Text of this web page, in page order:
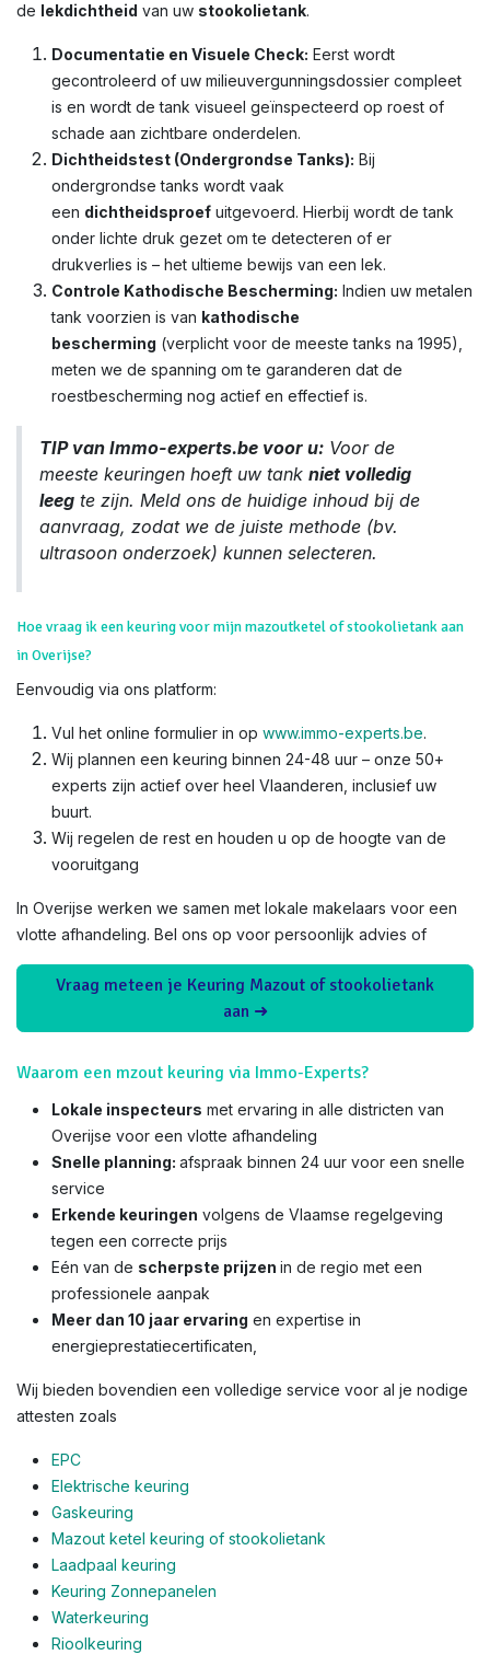
de lekdichtheid van uw stookolietank.
Documentatie en Visuele Check: Eerst wordt
gecontroleerd of uw milieuvergunningsdossier compleet
is en wordt de tank visueel geïnspecteerd op roest of
schade aan zichtbare onderdelen.
Dichtheidstest (Ondergrondse Tanks): Bij
ondergrondse tanks wordt vaak
een dichtheidsproef uitgevoerd. Hierbij wordt de tank
onder lichte druk gezet om te detecteren of er
drukverlies is – het ultieme bewijs van een lek.
Controle Kathodische Bescherming: Indien uw metalen
tank voorzien is van kathodische
bescherming (verplicht voor de meeste tanks na 1995),
meten we de spanning om te garanderen dat de
roestbescherming nog actief en effectief is.
TIP van Immo-experts.be voor u: Voor de
meeste keuringen hoeft uw tank niet volledig
leeg te zijn. Meld ons de huidige inhoud bij de
aanvraag, zodat we de juiste methode (bv.
ultrasoon onderzoek) kunnen selecteren.
Hoe vraag ik een keuring voor mijn mazoutketel of stookolietank aan
in Overijse?
Eenvoudig via ons platform:
Vul het online formulier in op www.immo-experts.be.
Wij plannen een keuring binnen 24-48 uur – onze 50+
experts zijn actief over heel Vlaanderen, inclusief uw
buurt.
Wij regelen de rest en houden u op de hoogte van de
vooruitgang
In Overijse werken we samen met lokale makelaars voor een
vlotte afhandeling. Bel ons op voor persoonlijk advies of
Vraag meteen je Keuring Mazout of stookolietank
aan ➜
Waarom een mzout keuring via Immo-Experts?
Lokale inspecteurs met ervaring in alle districten van
Overijse voor een vlotte afhandeling
Snelle planning: afspraak binnen 24 uur voor een snelle
service
Erkende keuringen volgens de Vlaamse regelgeving
tegen een correcte prijs
Eén van de scherpste prijzen in de regio met een
professionele aanpak
Meer dan 10 jaar ervaring en expertise in
energieprestatiecertificaten,
Wij bieden bovendien een volledige service voor al je nodige
attesten zoals
EPC
Elektrische keuring
Gaskeuring
Mazout ketel keuring of stookolietank
Laadpaal keuring
Keuring Zonnepanelen
Waterkeuring
Rioolkeuring